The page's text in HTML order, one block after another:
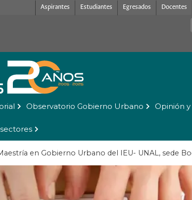
Aspirantes Estudiantes Egresados Docentes
Observatorio Gobierno Urbano Opinión
en Gobierno Urbano del IEU- UNAL, sede